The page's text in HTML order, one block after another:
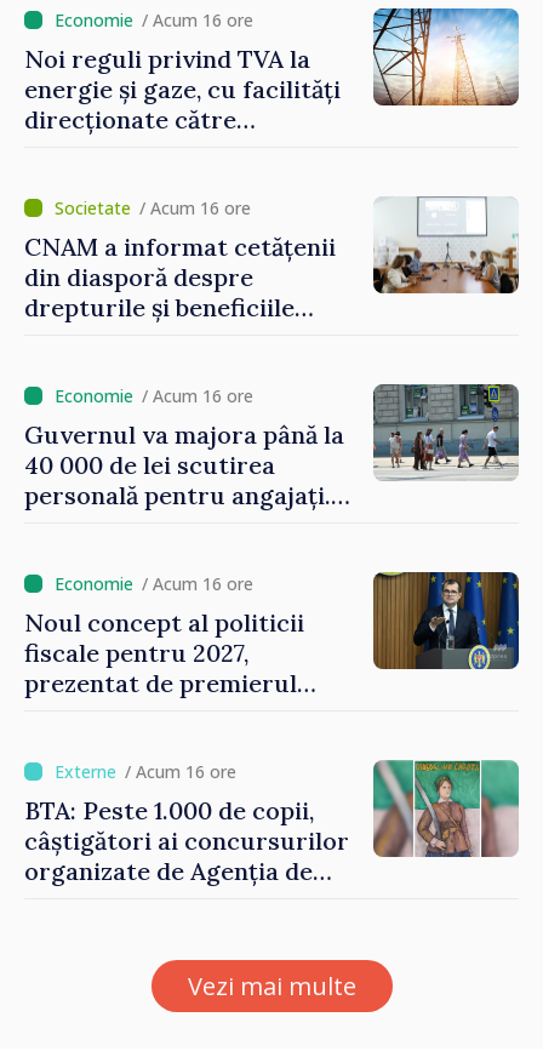
/ Acum 16 ore
Noi reguli privind TVA la
energie și gaze, cu facilități
direcționate către
/ Acum 16 ore
CNAM a informat cetățenii
din diasporă despre
drepturile și beneficiile
/ Acum 16 ore
Guvernul va majora până la
40 000 de lei scutirea
personală pentru angajați.
oamenilor”/ Acum 16 ore
Noul concept al politicii
fiscale pentru 2027,
prezentat de premierul
investițiile, taxăm viciile și
echilibrăm taxarea
consumului”
/ Acum 16 ore
BTA: Peste 1.000 de copii,
câștigători ai concursurilor
organizate de Agenția de
Vezi mai multe